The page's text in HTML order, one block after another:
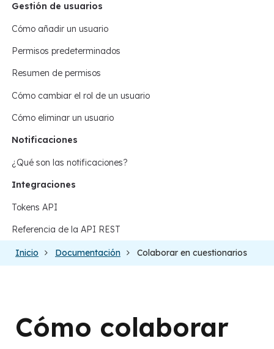
Gestión de usuarios
Cómo añadir un usuario
Permisos predeterminados
Resumen de permisos
Cómo cambiar el rol de un usuario
Cómo eliminar un usuario
Notificaciones
¿Qué son las notificaciones?
Integraciones
Tokens API
Referencia de la API REST
Inicio Documentación Colaborar en cuestionarios
Cómo colaborar